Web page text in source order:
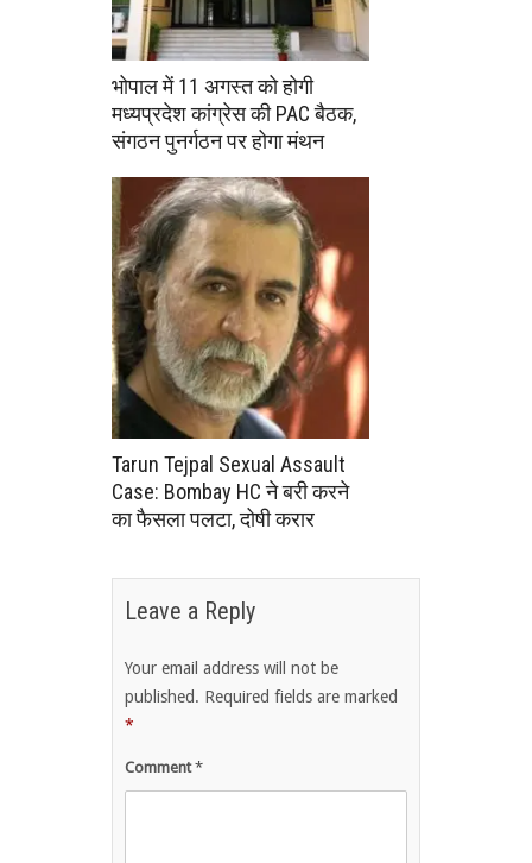
भोपाल में 11 अगस्त को होगी
मध्यप्रदेश कांग्रेस की PAC बैठक,
संगठन पुनर्गठन पर होगा मंथन
Tarun Tejpal Sexual Assault
Case: Bombay HC ने बरी करने
का फैसला पलटा, दोषी करार
Leave a Reply
Your email address will not be
published. Required fields are marked
*
Comment*